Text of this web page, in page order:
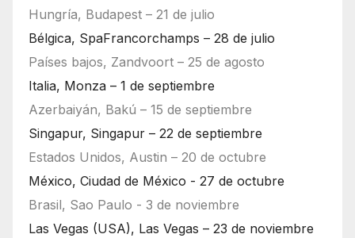
Hungría, Budapest – 21 de julio
Bélgica, SpaFrancorchamps – 28 de julio
Países bajos, Zandvoort – 25 de agosto
Italia, Monza – 1 de septiembre
Azerbaiyán, Bakú – 15 de septiembre
Singapur, Singapur – 22 de septiembre
Estados Unidos, Austin – 20 de octubre
México, Ciudad de México - 27 de octubre
Brasil, Sao Paulo - 3 de noviembre
Las Vegas (USA), Las Vegas – 23 de noviembre